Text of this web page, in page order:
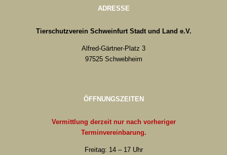
ADRESSE
Tierschutzverein Schweinfurt Stadt und Land e.V.
Alfred-Gärtner-Platz 3
97525 Schwebheim
ÖFFNUNGSZEITEN
Vermittlung derzeit nur nach vorheriger
Terminvereinbarung.
Freitag: 14 – 17 Uhr